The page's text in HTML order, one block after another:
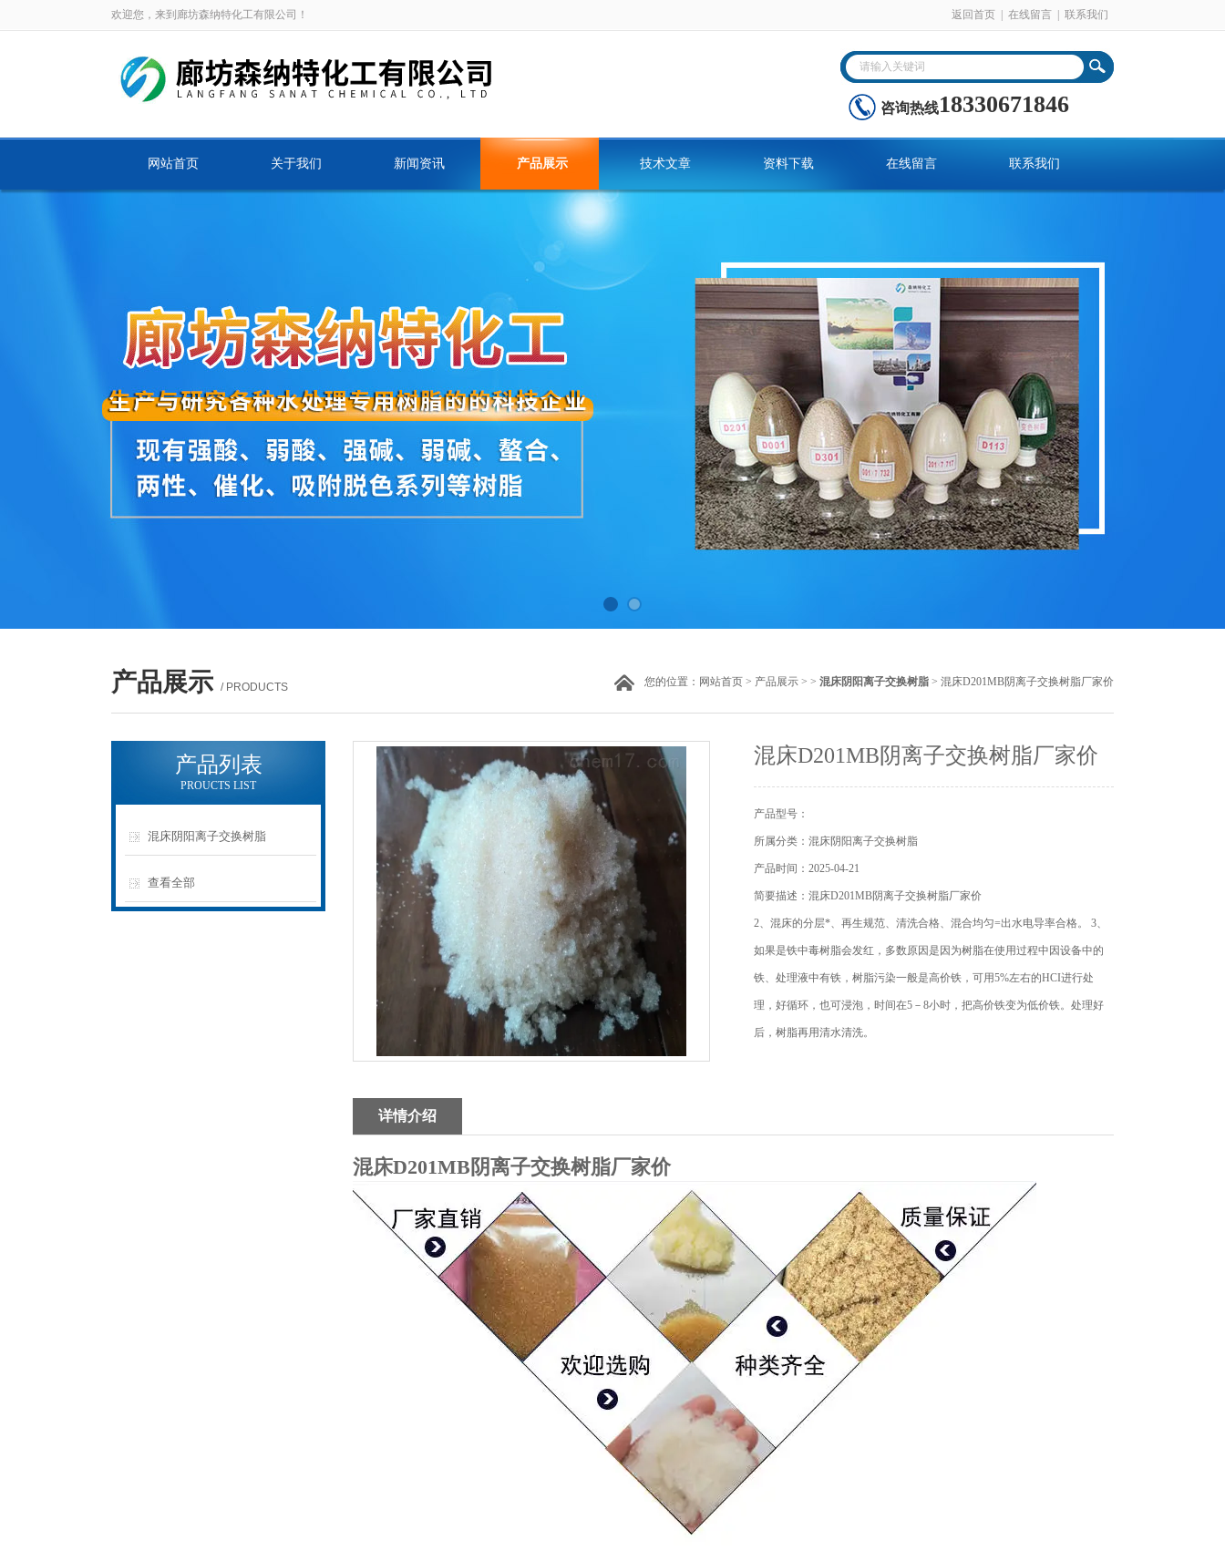
欢迎您，来到廊坊森纳特化工有限公司！ 返回首页 在线留言 联系我们
咨询热线18330671846
网站首页 关于我们 新闻资讯 产品展示 技术文章 资料下载 在线留言 联系我们
产品展示 / PRODUCTS 您的位置： 网站首页 > 产品展示 > > 混床阴阳离子交换树脂 > 混床D201MB阴离子交换树脂厂家价
产品列表
PROUCTS LIST
混床阴阳离子交换树脂
查看全部
混床D201MB阴离子交换树脂厂家价
产品型号：
所属分类：混床阴阳离子交换树脂
产品时间：2025-04-21
简要描述：混床D201MB阴离子交换树脂厂家价
2、混床的分层*、再生规范、清洗合格、混合均匀=出水电导率合格。 3、
如果是铁中毒树脂会发红，多数原因是因为树脂在使用过程中因设备中的
铁、处理液中有铁，树脂污染一般是高价铁，可用5%左右的HCI进行处
理，好循环，也可浸泡，时间在5－8小时，把高价铁变为低价铁。处理好
后，树脂再用清水清洗。
详情介绍
混床D201MB阴离子交换树脂厂家价